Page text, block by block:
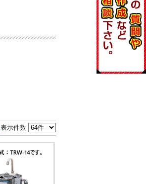
表示件数